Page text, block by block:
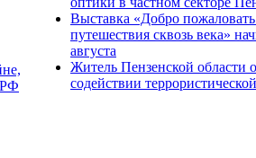
РФ
Выставка «Добро
путешествия сквозь века»
августа
Житель Пензенской области
содействии